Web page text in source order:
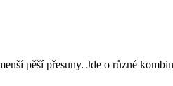
pěší přesuny. Jde o různé